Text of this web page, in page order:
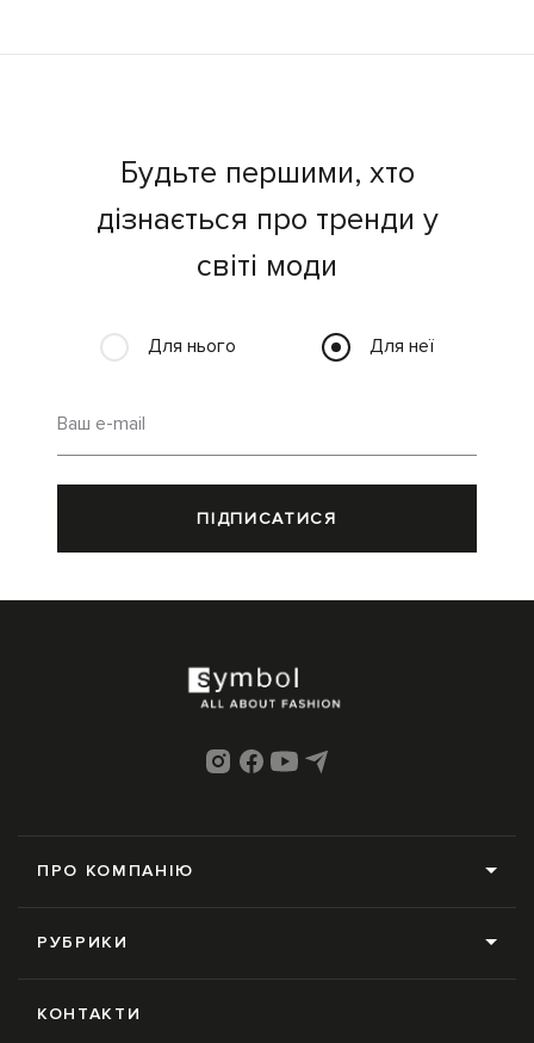
Будьте першими, хто
дізнається про тренди у
світі моди
Для нього Для неї
Ваш e-mail
ПІДПИСАТИСЯ
ПРО КОМПАНІЮ
Контакти
РУБРИКИ
КОНТАКТИ